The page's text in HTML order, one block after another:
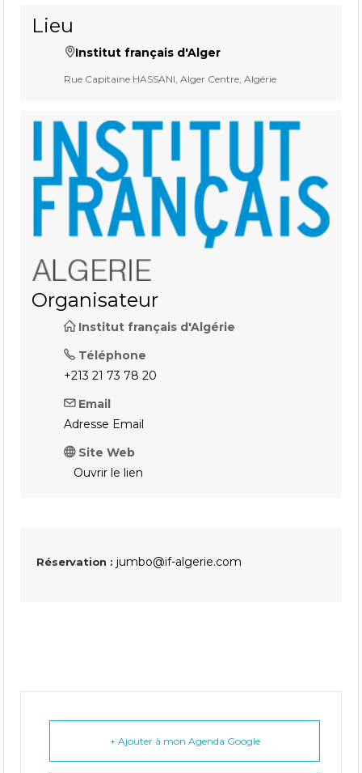
Lieu
Institut français d'Alger
Rue Capitaine HASSANI, Alger Centre, Algérie
Organisateur
Institut français d'Algérie
Téléphone
+213 21 73 78 20
Email
Adresse Email
Site Web
Ouvrir le lien
Réservation : jumbo@if-algerie.com
+ Ajouter à mon Agenda Google